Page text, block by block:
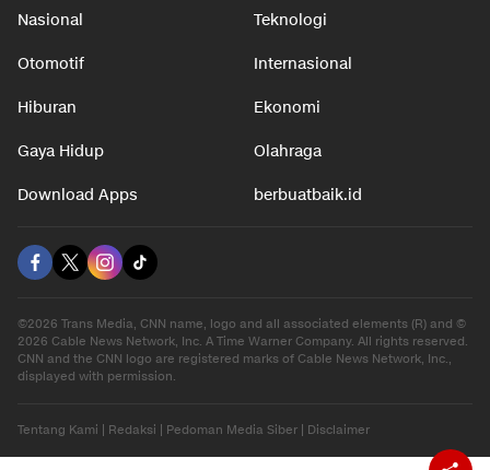
Nasional Teknologi
Otomotif Internasional
Hiburan Ekonomi
Gaya Hidup Olahraga
Download Apps berbuatbaik.id
©2026 Trans Media, CNN name, logo and all associated elements (R) and ©
2026 Cable News Network, Inc. A Time Warner Company. All rights reserved.
CNN and the CNN logo are registered marks of Cable News Network, Inc.,
displayed with permission.
Tentang Kami | Redaksi | Pedoman Media Siber | Disclaimer